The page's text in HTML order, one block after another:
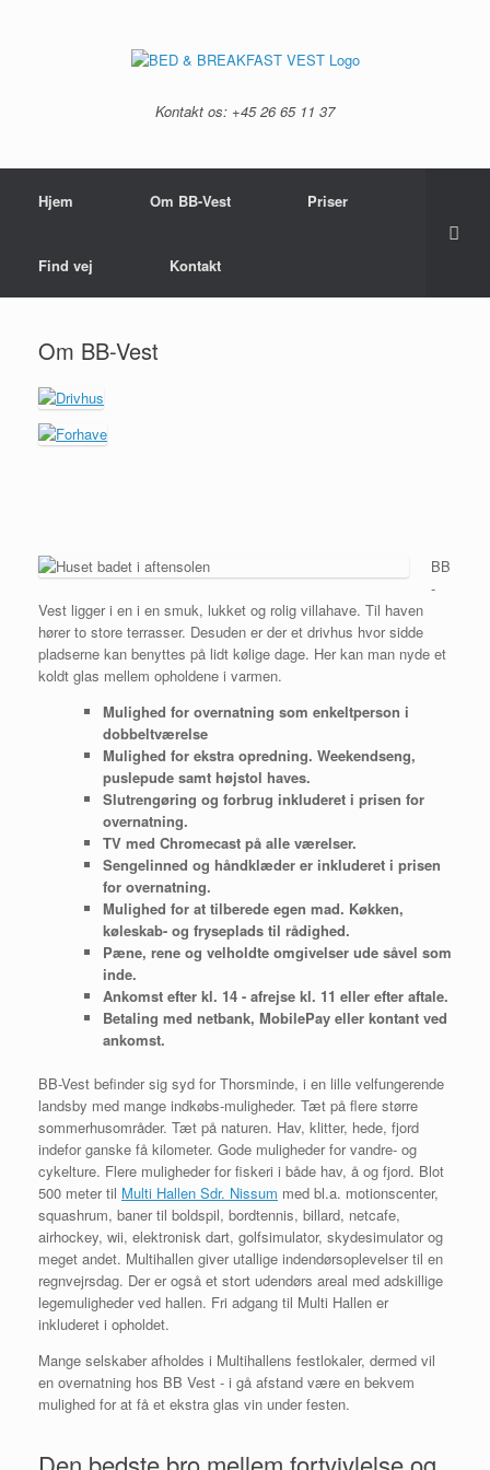
Kontakt os: +45 26 65 11 37
Hjem Om BB-Vest Priser
Find vej Kontakt
Om BB-Vest
BB
-
Vest ligger i en i en smuk, lukket og rolig villahave. Til haven
hører to store terrasser. Desuden er der et drivhus hvor sidde
pladserne kan benyttes på lidt kølige dage. Her kan man nyde et
koldt glas mellem opholdene i varmen.
Mulighed for overnatning som enkeltperson i
dobbeltværelse
Mulighed for ekstra opredning. Weekendseng,
puslepude samt højstol haves.
Slutrengøring og forbrug inkluderet i prisen for
overnatning.
TV med Chromecast på alle værelser.
Sengelinned og håndklæder er inkluderet i prisen
for overnatning.
Mulighed for at tilberede egen mad. Køkken,
køleskab- og fryseplads til rådighed.
Pæne, rene og velholdte omgivelser ude såvel som
inde.
Ankomst efter kl. 14 - afrejse kl. 11 eller efter aftale.
Betaling med netbank, MobilePay eller kontant ved
ankomst.
BB-Vest befinder sig syd for Thorsminde, i en lille velfungerende
landsby med mange indkøbs-muligheder. Tæt på flere større
sommerhusområder. Tæt på naturen. Hav, klitter, hede, fjord
indefor ganske få kilometer. Gode muligheder for vandre- og
cykelture. Flere muligheder for fiskeri i både hav, å og fjord. Blot
500 meter til Multi Hallen Sdr. Nissum med bl.a. motionscenter,
squashrum, baner til boldspil, bordtennis, billard, netcafe,
airhockey, wii, elektronisk dart, golfsimulator, skydesimulator og
meget andet. Multihallen giver utallige indendørsoplevelser til en
regnvejrsdag. Der er også et stort udendørs areal med adskillige
legemuligheder ved hallen. Fri adgang til Multi Hallen er
inkluderet i opholdet.
Mange selskaber afholdes i Multihallens festlokaler, dermed vil
en overnatning hos BB Vest - i gå afstand være en bekvem
mulighed for at få et ekstra glas vin under festen.